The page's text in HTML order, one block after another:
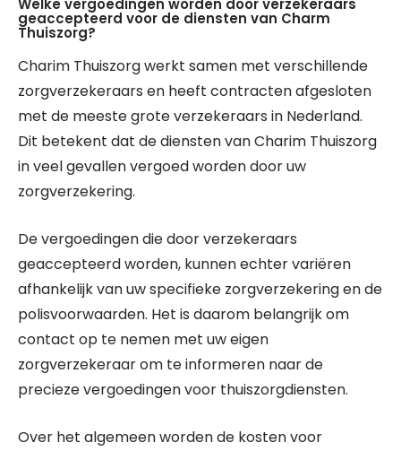
Welke vergoedingen worden door verzekeraars
geaccepteerd voor de diensten van Charm
Thuiszorg?
Charim Thuiszorg werkt samen met verschillende
zorgverzekeraars en heeft contracten afgesloten
met de meeste grote verzekeraars in Nederland.
Dit betekent dat de diensten van Charim Thuiszorg
in veel gevallen vergoed worden door uw
zorgverzekering.
De vergoedingen die door verzekeraars
geaccepteerd worden, kunnen echter variëren
afhankelijk van uw specifieke zorgverzekering en de
polisvoorwaarden. Het is daarom belangrijk om
contact op te nemen met uw eigen
zorgverzekeraar om te informeren naar de
precieze vergoedingen voor thuiszorgdiensten.
Over het algemeen worden de kosten voor